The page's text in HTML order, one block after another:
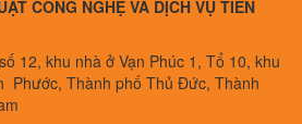
CÔNG NGHỆ VÀ DỊCH VỤ TIÊN
12, khu nhà ở Vạn Phúc 1, Tổ 10, khu
Phước, Thành phố Thủ Đức, Thành